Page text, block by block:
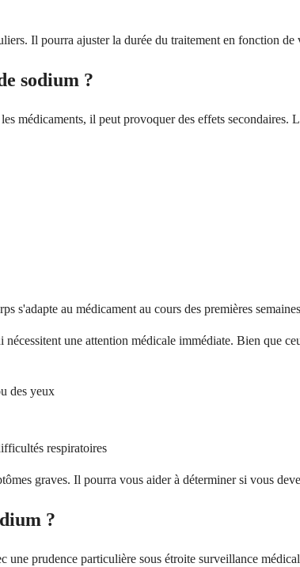
Il pourra ajuster la durée du traitement en fonction
sodium ?
médicaments, il peut provoquer des effets secondaires.
s'adapte au médicament au cours des premières
une attention médicale immédiate. Bien que
des yeux
respiratoires
graves. Il pourra vous aider à déterminer si vous
?
prudence particulière sous étroite surveillance